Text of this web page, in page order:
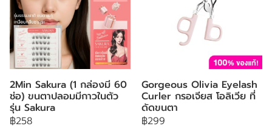
2Min Sakura (1 กล่องมี 60
ช่อ) ขนตาปลอมมีกาวในตัว
รุ่น Sakura
฿258
Gorgeous Olivia Eyelash
Curler กรอเจียส โอลิเวีย ที่
ดัดขนตา
฿299